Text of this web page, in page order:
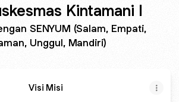
Kintamani I
SENYUM (Salam, Empati,
Unggul, Mandiri)
Visi Misi